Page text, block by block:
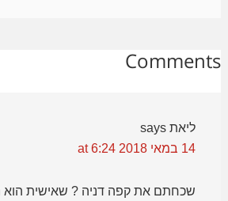
Comments
ליאת says
14 במאי 2018 at 6:24
שכחתם את קפה דניה ? שאישית הוא